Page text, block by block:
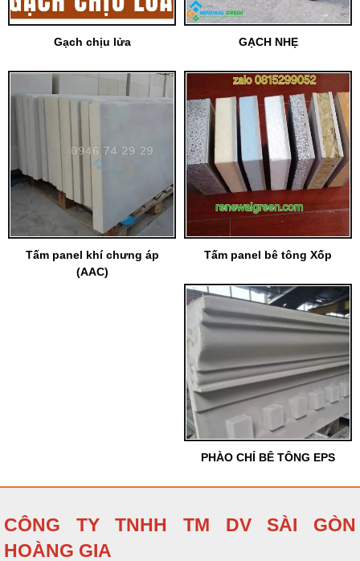
Gạch chịu lửa GẠCH NHẸ
Tấm panel khí chưng áp
(AAC)
Tấm panel bê tông Xốp
PHÀO CHỈ BÊ TÔNG EPS
CÔNG TY TNHH TM DV SÀI GÒN
HOÀNG GIA